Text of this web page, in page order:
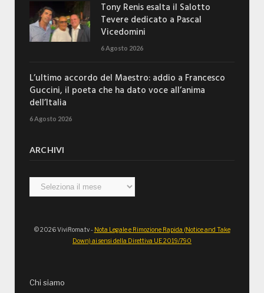
Tony Renis esalta il Salotto
Tevere dedicato a Pascal
Vicedomini
6 Agosto 2026
L’ultimo accordo del Maestro: addio a Francesco
Guccini, il poeta che ha dato voce all’anima
dell’Italia
6 Agosto 2026
ARCHIVI
Archivi
© 2026 ViviRoma.tv - Nota Legale e Rimozione Rapida (Notice and Take
Down) ai sensi della Direttiva UE 2019/790
Chi siamo